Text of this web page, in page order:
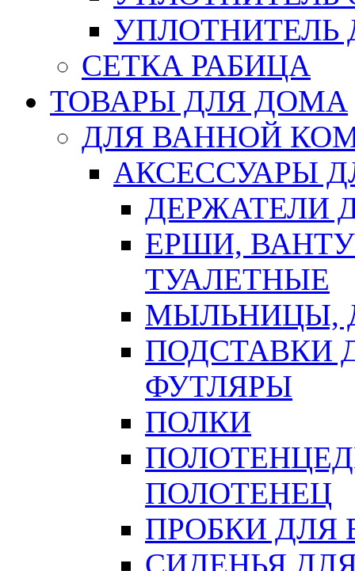
СЕТКА РАБИЦА
ТОВАРЫ ДЛЯ ДОМА
ДЛЯ ВАННОЙ
АКСЕССУАРЫ
ДЕРЖАТЕЛИ
ЕРШИ,
ТУАЛЕТНЫЕ
МЫЛЬНИЦЫ,
ПОДСТАВКИ
ФУТЛЯРЫ
ПОЛКИ
ПОЛОТЕНЕЦ
ПРОБКИ ДЛЯ